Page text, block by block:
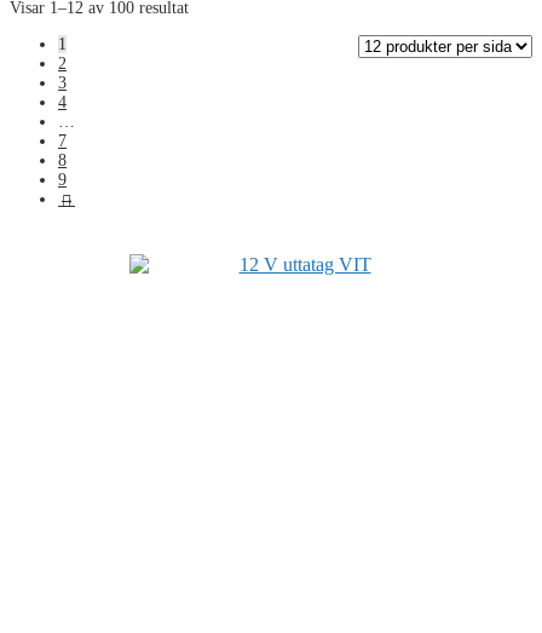
Visar 1–12 av 100 resultat
1
2
3
4
…
7
8
9
→